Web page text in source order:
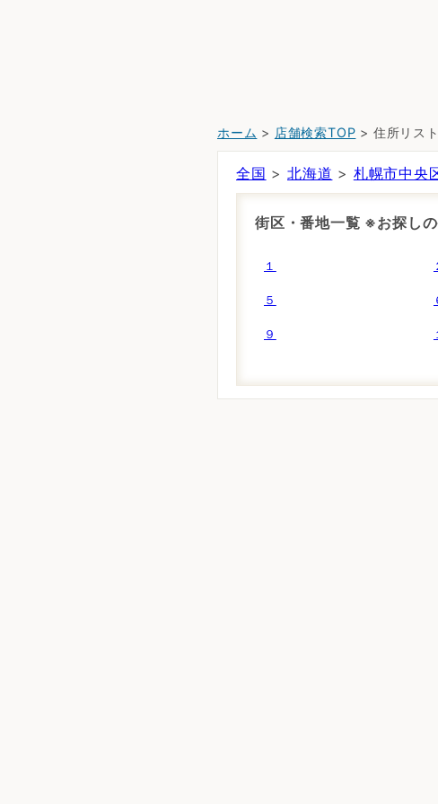
ホーム > 店舗検索TOP > 住所リスト
全国 >北海道 > 札幌市中央
街区・番地一覧 ※お探し
１
５
９